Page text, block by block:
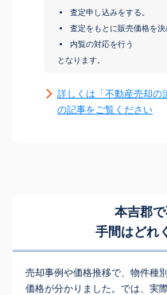
査定申し込みをする。
査定をもとに販売価格を決
内覧の対応を行う
となります。
詳しくは「不動産売却の
の記事をご覧ください
本吉郡
手間はどれ
売却事例や価格推移で、物件種
価格が分かりました。では、実